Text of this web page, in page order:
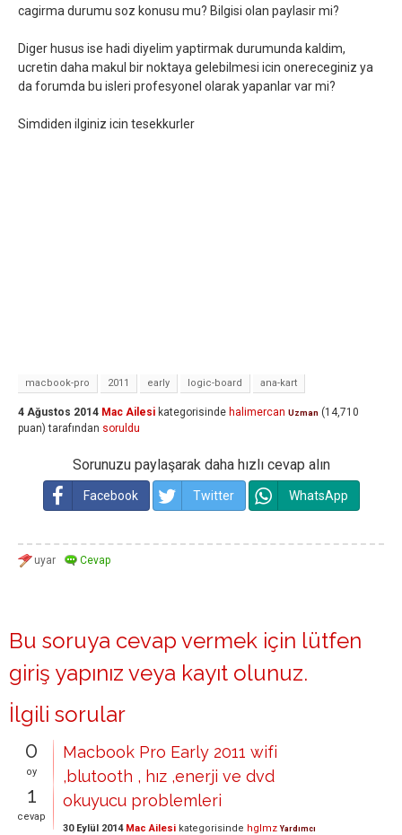
cagirma durumu soz konusu mu? Bilgisi olan paylasir mi?
Diger husus ise hadi diyelim yaptirmak durumunda kaldim,
ucretin daha makul bir noktaya gelebilmesi icin onereceginiz ya
da forumda bu isleri profesyonel olarak yapanlar var mi?
Simdiden ilginiz icin tesekkurler
macbook-pro 2011 early logic-board ana-kart
4 Ağustos 2014 Mac Ailesi kategorisinde halimercan Uzman (14,710
puan) tarafından soruldu
Sorunuzu paylaşarak daha hızlı cevap alın
Facebook Twitter WhatsApp
Bu soruya cevap vermek için lütfen
giriş yapınız veya kayıt olunuz.
İlgili sorular
0
oy
1
cevap
Macbook Pro Early 2011 wifi
,blutooth , hız ,enerji ve dvd
okuyucu problemleri
30 Eylül 2014 Mac Ailesi kategorisinde hglmz Yardımcı